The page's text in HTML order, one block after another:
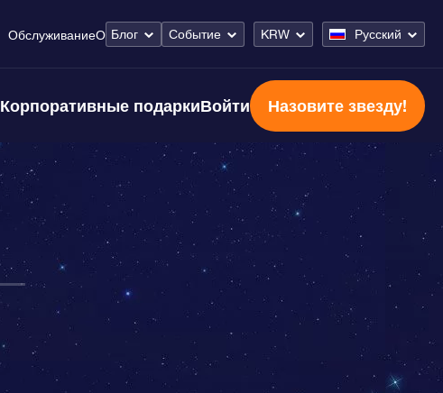
ОбслуживаниеО Блог Событие KRW Русский
Корпоративные подаркиВойти Назовите звезду!